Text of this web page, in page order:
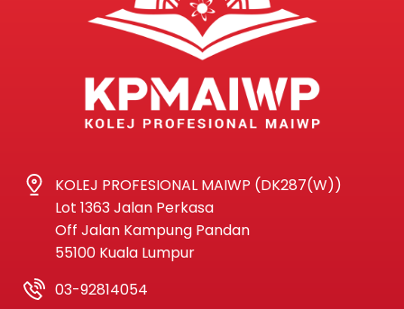
KOLEJ PROFESIONAL MAIWP (DK287(W))
Lot 1363 Jalan Perkasa
Off Jalan Kampung Pandan
55100 Kuala Lumpur
03-92814054